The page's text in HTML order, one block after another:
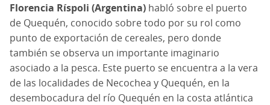
Florencia Ríspoli (Argentina) habló sobre el puerto
de Quequén, conocido sobre todo por su rol como
punto de exportación de cereales, pero donde
también se observa un importante imaginario
asociado a la pesca. Este puerto se encuentra a la vera
de las localidades de Necochea y Quequén, en la
desembocadura del río Quequén en la costa atlántica